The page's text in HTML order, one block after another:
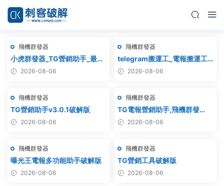
飛機群發器
小虎群發器_TG營銷助手_最新
版_破解版_永久版
2026-08-06
飛機群發器
telegram搬運工_電報搬運工_
電報克隆_電報資源批量搬運
2026-08-06
飛機群發器
TG營銷助手v3.0.1破解版
2026-08-06
飛機群發器
TG電報營銷助手,飛機群發
器,TG群發器,群發器破解版,群
協議軟件
2026-08-06
飛機群發器
曝光王電報多功能助手破解版
2026-08-06
飛機群發器
TG營銷工具破解版
2026-08-06